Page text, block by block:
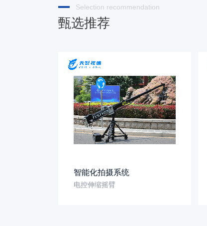
Selection recommendation
甄选推荐
智能化拍摄系统
电控伸缩摇臂
全部产品
提词器
融媒体演播室